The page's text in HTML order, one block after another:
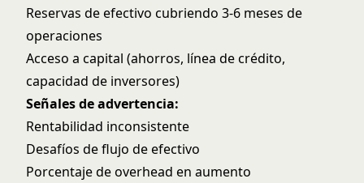
Reservas de efectivo cubriendo 3-6 meses de
operaciones
Acceso a capital (ahorros, línea de crédito,
capacidad de inversores)
Señales de advertencia:
Rentabilidad inconsistente
Desafíos de flujo de efectivo
Porcentaje de overhead en aumento